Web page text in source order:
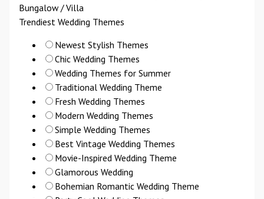
Bungalow / Villa
Trendiest Wedding Themes
Newest Stylish Themes
Chic Wedding Themes
Wedding Themes for Summer
Traditional Wedding Theme
Fresh Wedding Themes
Modern Wedding Themes
Simple Wedding Themes
Best Vintage Wedding Themes
Movie-Inspired Wedding Theme
Glamorous Wedding
Bohemian Romantic Wedding Theme